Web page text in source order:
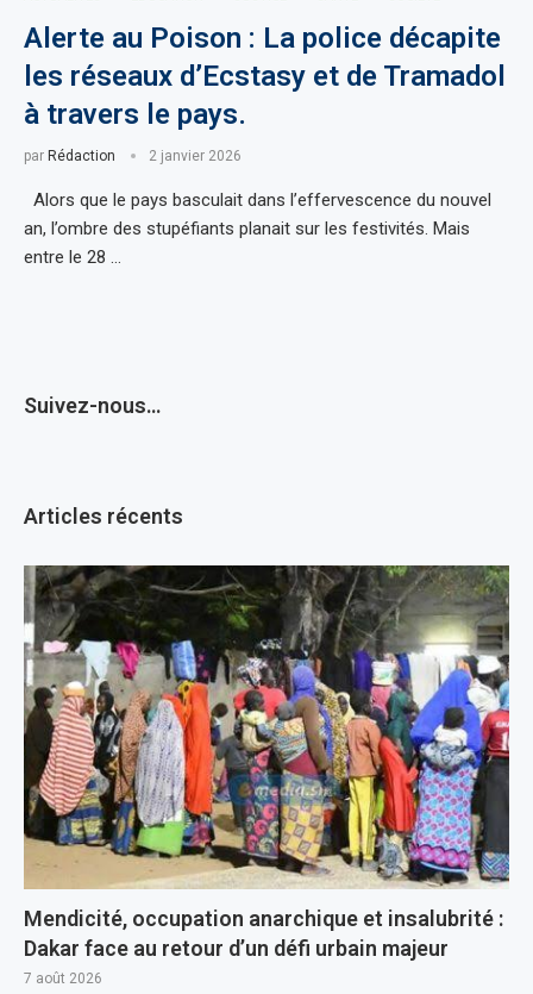
Alerte au Poison : La police décapite
les réseaux d’Ecstasy et de Tramadol
à travers le pays.
par Rédaction 2 janvier 2026
Alors que le pays basculait dans l’effervescence du nouvel
an, l’ombre des stupéfiants planait sur les festivités. Mais
entre le 28 …
Suivez-nous…
Articles récents
Mendicité, occupation anarchique et insalubrité :
Dakar face au retour d’un défi urbain majeur
7 août 2026